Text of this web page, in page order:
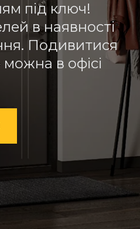
під ключ!
в наявності
Подивитися
в офісі